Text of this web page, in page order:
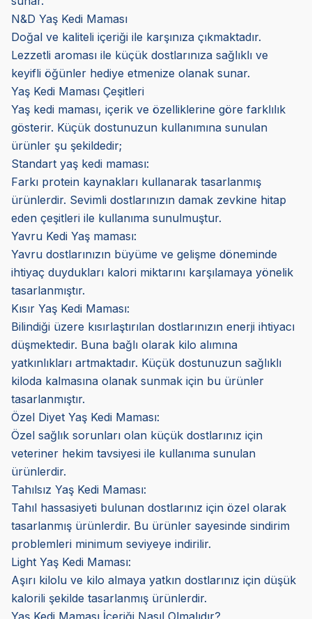
N&D Yaş Kedi Maması
Doğal ve kaliteli içeriği ile karşınıza çıkmaktadır.
Lezzetli aroması ile küçük dostlarınıza sağlıklı ve
keyifli öğünler hediye etmenize olanak sunar.
Yaş Kedi Maması Çeşitleri
Yaş kedi maması, içerik ve özelliklerine göre farklılık
gösterir. Küçük dostunuzun kullanımına sunulan
ürünler şu şekildedir;
Standart yaş kedi maması:
Farkı protein kaynakları kullanarak tasarlanmış
ürünlerdir. Sevimli dostlarınızın damak zevkine hitap
eden çeşitleri ile kullanıma sunulmuştur.
Yavru Kedi Yaş maması:
Yavru dostlarınızın büyüme ve gelişme döneminde
ihtiyaç duydukları kalori miktarını karşılamaya yönelik
tasarlanmıştır.
Kısır Yaş Kedi Maması:
Bilindiği üzere kısırlaştırılan dostlarınızın enerji ihtiyacı
düşmektedir. Buna bağlı olarak kilo alımına
yatkınlıkları artmaktadır. Küçük dostunuzun sağlıklı
kiloda kalmasına olanak sunmak için bu ürünler
tasarlanmıştır.
Özel Diyet Yaş Kedi Maması:
Özel sağlık sorunları olan küçük dostlarınız için
veteriner hekim tavsiyesi ile kullanıma sunulan
ürünlerdir.
Tahılsız Yaş Kedi Maması:
Tahıl hassasiyeti bulunan dostlarınız için özel olarak
tasarlanmış ürünlerdir. Bu ürünler sayesinde sindirim
problemleri minimum seviyeye indirilir.
Light Yaş Kedi Maması:
Aşırı kilolu ve kilo almaya yatkın dostlarınız için düşük
kalorili şekilde tasarlanmış ürünlerdir.